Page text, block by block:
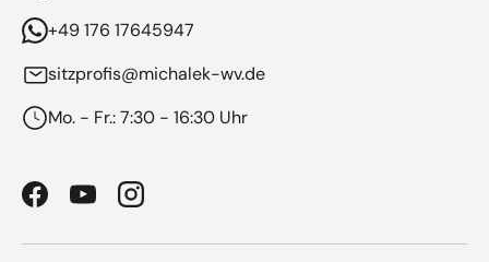
+49 176 17645947
sitzprofis@michalek-wv.de
Mo. - Fr.: 7:30 - 16:30 Uhr
FacebookYouTubeInstagram